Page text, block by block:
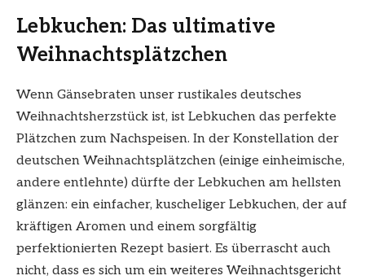
Lebkuchen: Das ultimative
Weihnachtsplätzchen
Wenn Gänsebraten unser rustikales deutsches
Weihnachtsherzstück ist, ist Lebkuchen das perfekte
Plätzchen zum Nachspeisen. In der Konstellation der
deutschen Weihnachtsplätzchen (einige einheimische,
andere entlehnte) dürfte der Lebkuchen am hellsten
glänzen: ein einfacher, kuscheliger Lebkuchen, der auf
kräftigen Aromen und einem sorgfältig
perfektionierten Rezept basiert. Es überrascht auch
nicht, dass es sich um ein weiteres Weihnachtsgericht